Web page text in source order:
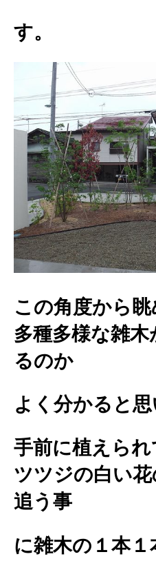
す。
この角度から
多種多様な雑
るのか
よく分かると思
手前に植えら
ツツジの白い
追う事
に雑木の１本